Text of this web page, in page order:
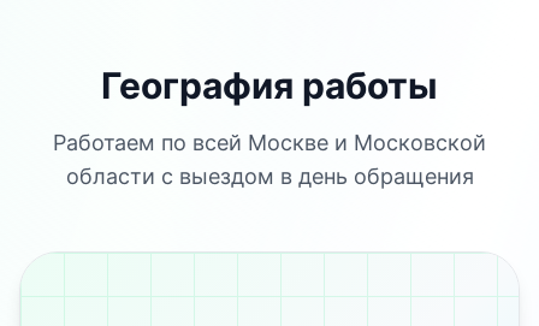
География работы
Работаем по всей Москве и Московской
области с выездом в день обращения